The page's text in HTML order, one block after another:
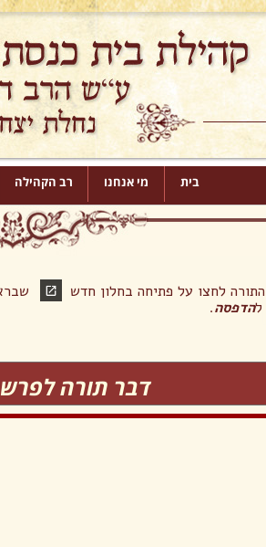
בית מי אנחנו רב הקהילה
התורה לחצו על פתיחה בחלון חדש
הדפסה.
דבר תורה